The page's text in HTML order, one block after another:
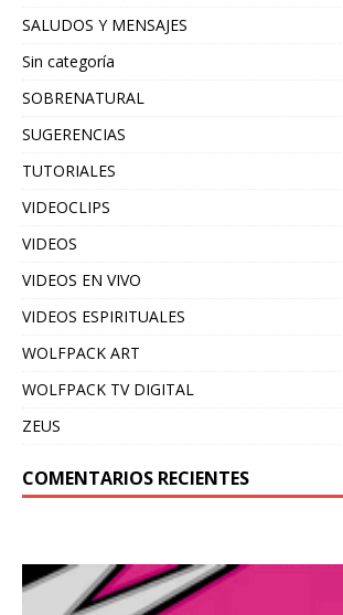
SALUDOS Y MENSAJES
Sin categoría
SOBRENATURAL
SUGERENCIAS
TUTORIALES
VIDEOCLIPS
VIDEOS
VIDEOS EN VIVO
VIDEOS ESPIRITUALES
WOLFPACK ART
WOLFPACK TV DIGITAL
ZEUS
COMENTARIOS RECIENTES